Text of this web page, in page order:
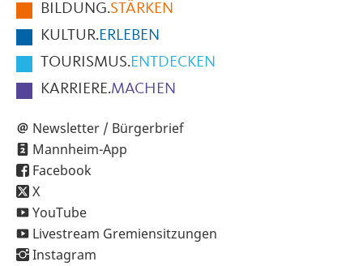
SeiteBILDUNG.STÄRKEN
KULTUR.ERLEBEN
TOURISMUS.ENTDECKEN
KARRIERE.MACHEN
Newsletter / Bürgerbrief
Mannheim-App
Facebook
X
YouTube
Livestream Gremiensitzungen
Instagram